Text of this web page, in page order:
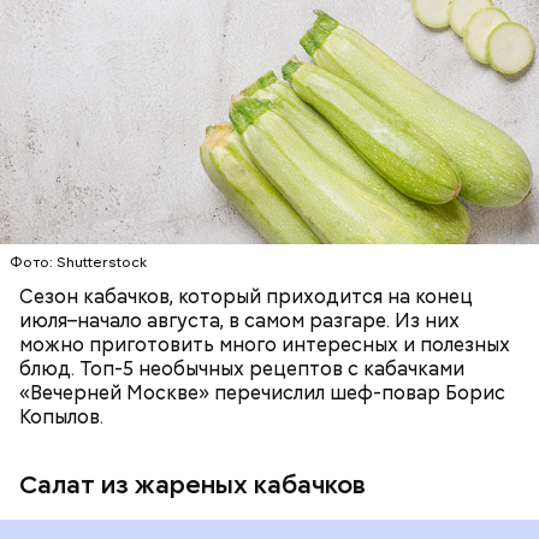
Фото: Shutterstock
Сезон кабачков, который приходится на конец
июля–начало августа, в самом разгаре. Из них
можно приготовить много интересных и полезных
блюд. Топ-5 необычных рецептов с кабачками
«Вечерней Москве» перечислил шеф-повар Борис
Копылов.
Салат из жареных кабачков
ЕДА ОВОЩИ РЕЦЕПТЫ
Вред дыни
Фото: Shutterstock